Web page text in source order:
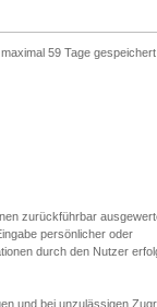
59 Tage gespeichert:
zurückführbar
persönlicher oder
durch den Nutzer
und bei unzulässigen